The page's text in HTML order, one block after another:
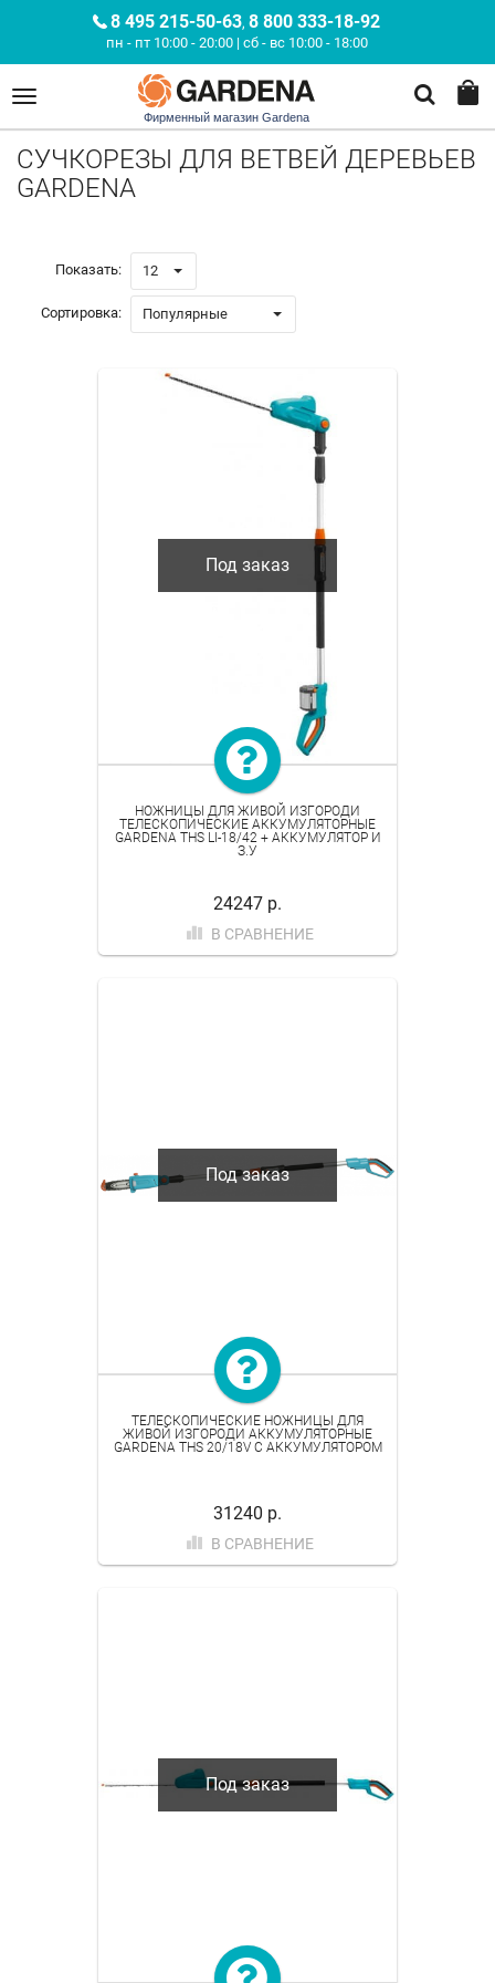
8 495 215-50-63, 8 800 333-18-92
пн - пт 10:00 - 20:00 | сб - вс 10:00 - 18:00
Фирменный магазин Gardena
СУЧКОРЕЗЫ ДЛЯ ВЕТВЕЙ ДЕРЕВЬЕВ
GARDENA
Показать: 12
Сортировка: Популярные
Под заказ
НОЖНИЦЫ ДЛЯ ЖИВОЙ ИЗГОРОДИ
ТЕЛЕСКОПИЧЕСКИЕ АККУМУЛЯТОРНЫЕ
GARDENA THS LI-18/42 + АККУМУЛЯТОР И
З.У
24247 р.
В СРАВНЕНИЕ
Под заказ
ТЕЛЕСКОПИЧЕСКИЕ НОЖНИЦЫ ДЛЯ
ЖИВОЙ ИЗГОРОДИ АККУМУЛЯТОРНЫЕ
GARDENA THS 20/18V С АККУМУЛЯТОРОМ
31240 р.
В СРАВНЕНИЕ
Под заказ